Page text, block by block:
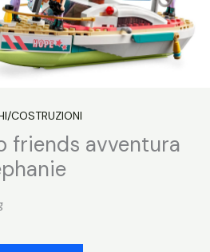
COSTRUZIONI
friends avventura